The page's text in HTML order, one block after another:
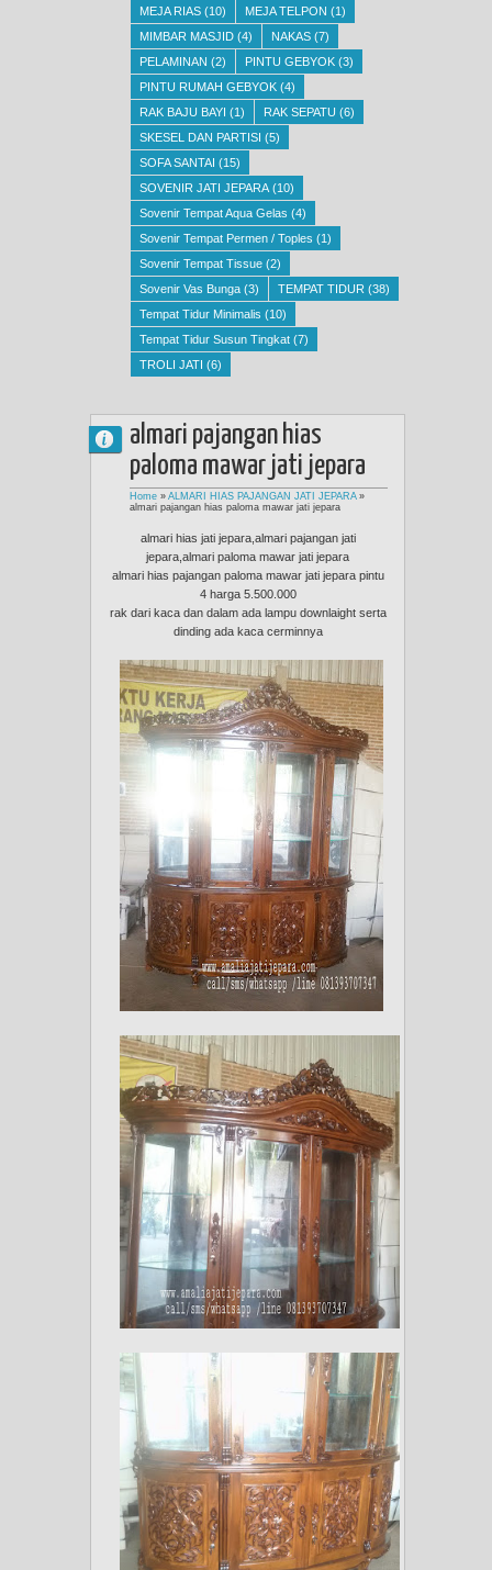
MEJA RIAS (10) MEJA TELPON (1)
MIMBAR MASJID (4) NAKAS (7)
PELAMINAN (2) PINTU GEBYOK (3)
PINTU RUMAH GEBYOK (4)
RAK BAJU BAYI (1) RAK SEPATU (6)
SKESEL DAN PARTISI (5)
SOFA SANTAI (15)
SOVENIR JATI JEPARA (10)
Sovenir Tempat Aqua Gelas (4)
Sovenir Tempat Permen / Toples (1)
Sovenir Tempat Tissue (2)
Sovenir Vas Bunga (3) TEMPAT TIDUR (38)
Tempat Tidur Minimalis (10)
Tempat Tidur Susun Tingkat (7)
TROLI JATI (6)
almari pajangan hias
paloma mawar jati jepara
Home » ALMARI HIAS PAJANGAN JATI JEPARA»
almari pajangan hias paloma mawar jati jepara
almari hias jati jepara,almari pajangan jati
jepara,almari paloma mawar jati jepara
almari hias pajangan paloma mawar jati jepara pintu
4 harga 5.500.000
rak dari kaca dan dalam ada lampu downlaight serta
dinding ada kaca cerminnya